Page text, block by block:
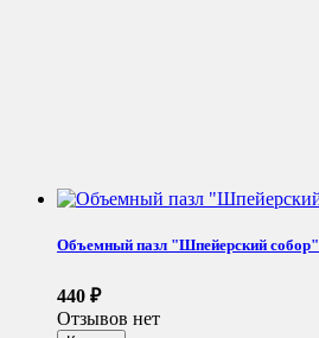
Объемный пазл "Шпейерский собор"
440 ₽
Отзывов нет